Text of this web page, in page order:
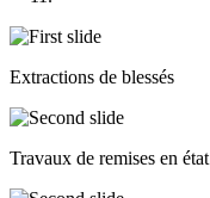
Extractions de blessés
Travaux de remises en état